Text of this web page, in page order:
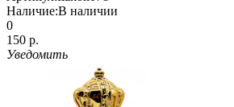
Наличие:В наличии
0
150 р.
Уведомить